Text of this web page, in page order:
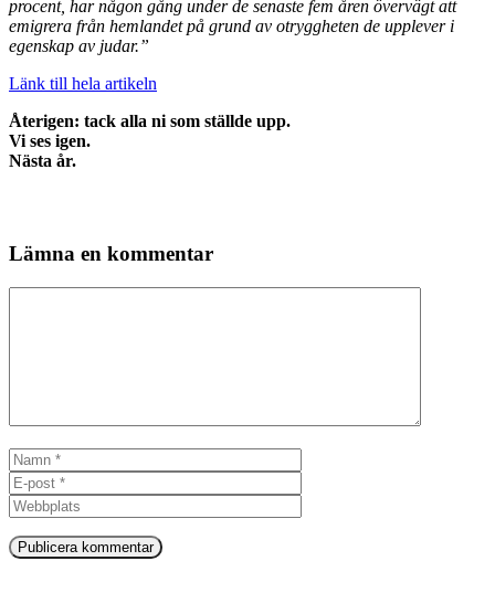
procent, har någon gång under de senaste fem åren övervägt att
emigrera från hemlandet på grund av otryggheten de upplever i
egenskap av judar.”
Länk till hela artikeln
Återigen: tack alla ni som ställde upp.
Vi ses igen.
Nästa år.
Lämna en kommentar
Namn
post